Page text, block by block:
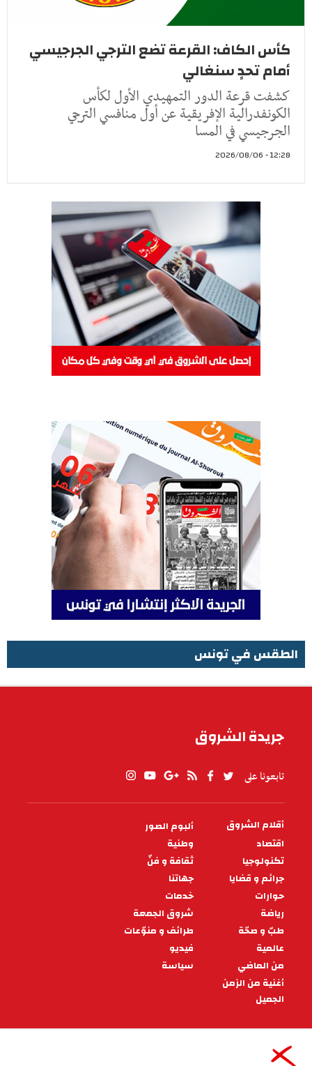
كأس الكاف: القرعة تضع الترجي الجرجيسي
أمام تحدٍ سنغالي
كشفت قرعة الدور التمهيدي الأول لكأس
الكونفدرالية الإفريقية عن أول منافسي الترجي
الجرجيسي في المسا
12:28 - 2026/08/06
الطقس في تونس
جريدة الشروق
تابعونا على
PIED
DE
PAGE
أقلام الشروق
ألبوم الصور
اقتصاد
وطنية
تكنولوجيا
ثقافة و فنّ
جرائم و قضايا
جهاتنا
حوارات
خدمات
رياضة
شروق الجمعة
طبّ و صحّة
طرائف و منوّعات
عالمية
فيديو
من الماضي
سياسة
أغنية من الزمن
الجميل